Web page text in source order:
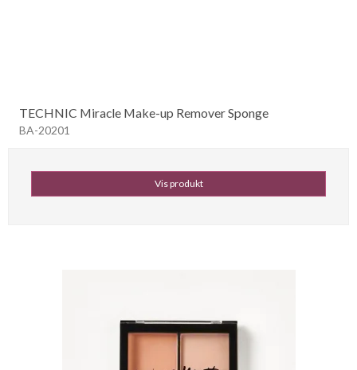
TECHNIC Miracle Make-up Remover Sponge
BA-20201
Vis produkt